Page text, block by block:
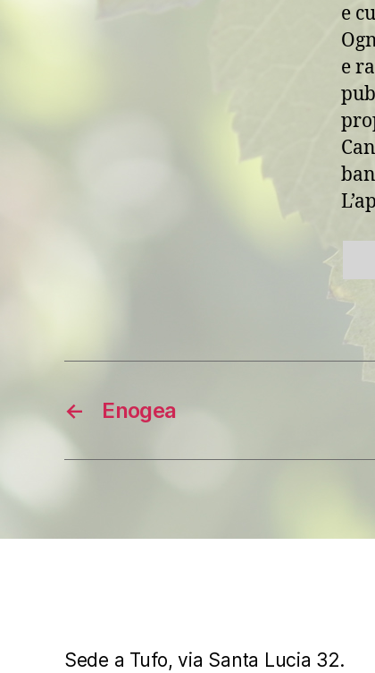
e
e
← Enogea
Sede a Tufo, via Santa Lucia 32.